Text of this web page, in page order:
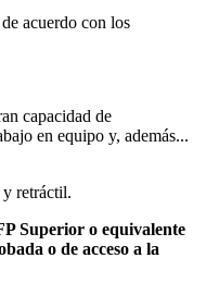
acuerdo con los
capacidad de
en equipo y, además...
retráctil.
Superior o equivalente
o de acceso a la